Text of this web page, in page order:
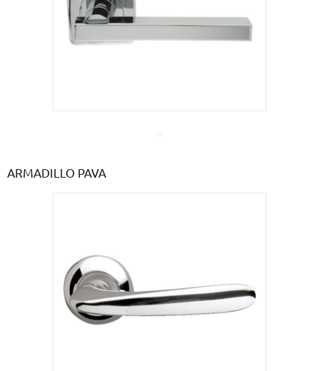
ARMADILLO PAVA